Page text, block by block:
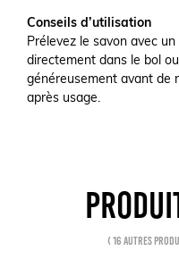
Conseils d’utilisation
Prélevez le savon avec
directement dans le bol
généreusement avant de
après usage.
( 16 autres